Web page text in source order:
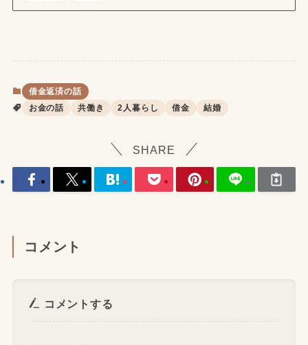
借金返済の話
お金の話
共働き 2人暮らし 借金 結婚
SHARE
コメント
コメントする